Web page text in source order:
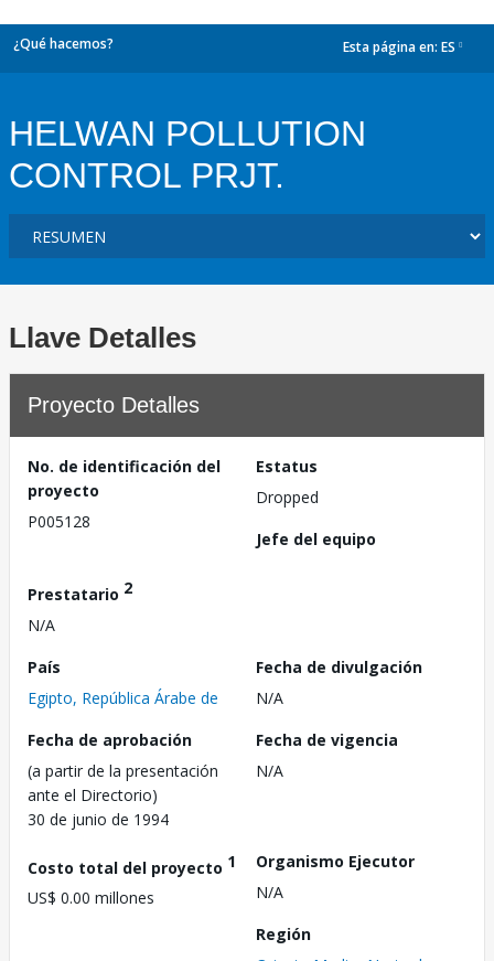
¿Qué hacemos? Esta página en: ES
HELWAN POLLUTION
CONTROL PRJT.
Llave Detalles
Proyecto Detalles
No. de identificación del
proyecto
P005128
Estatus
Dropped
Jefe del equipo
Prestatario 2
N/A
País
Egipto, República Árabe de
Fecha de divulgación
N/A
Fecha de aprobación
(a partir de la presentación
ante el Directorio)
30 de junio de 1994
Fecha de vigencia
N/A
Costo total del proyecto 1
US$ 0.00 millones
Organismo Ejecutor
N/A
Región